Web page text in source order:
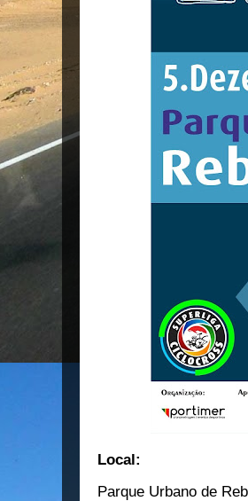
Local:
Parque Urbano de